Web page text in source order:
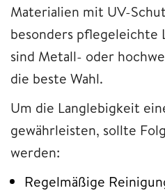
Materialien mit UV-
besonders pflegeleichte
sind Metall- oder
die beste Wahl.
Um die Langlebigkeit
gewährleisten, sollte
werden:
Regelmäßige